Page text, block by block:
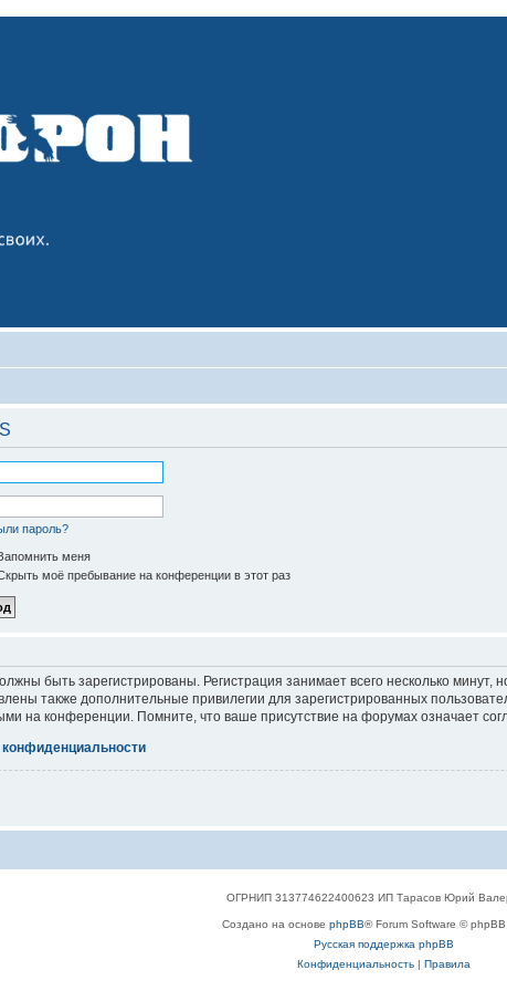
пароль?
меня
моё пребывание на конференции в этот раз
быть зарегистрированы. Регистрация занимает всего несколько
также дополнительные привилегии для зарегистрированных
на конференции. Помните, что ваше присутствие на форумах означает
ОГРНИП 313774622400623 ИП Тарасов Юрий
Создано на основеphpBB® Forum Software © phpBB
Русская поддержка phpBB
Конфиденциальность |Правила